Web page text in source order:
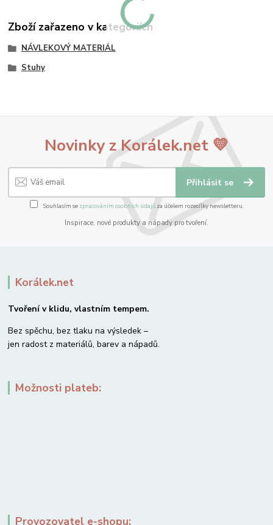
Zboží zařazeno v kategoriích
NÁVLEKOVÝ MATERIÁL
Stuhy
Novinky z Korálek.net 💛
Přihlásit se
Souhlasím se zpracováním osobních údajůza účelem rozesílky newsletteru.
Inspirace, nové produkty a nápady pro tvoření.
Korálek.net
Tvoření v klidu, vlastním tempem.
Bez spěchu, bez tlaku na výsledek –
jen radost z materiálů, barev a nápadů.
Možnosti plateb:
Provozovatel e-shopu: